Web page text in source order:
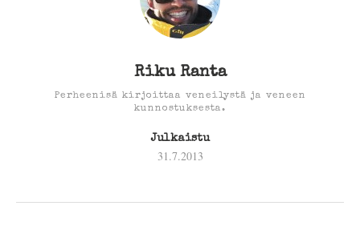
Riku Ranta
Perheenisä kirjoittaa veneilystä ja veneen
kunnostuksesta.
Julkaistu
31.7.2013